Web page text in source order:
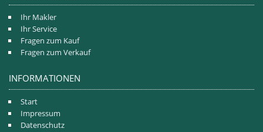
Ihr Makler
Ihr Service
Fragen zum Kauf
Fragen zum Verkauf
INFORMATIONEN
Start
Impressum
Datenschutz